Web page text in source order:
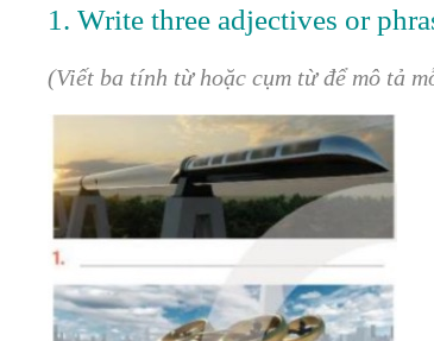
1. Write three adjectives or
(Viết ba tính từ hoặc cụm từ để mô tả